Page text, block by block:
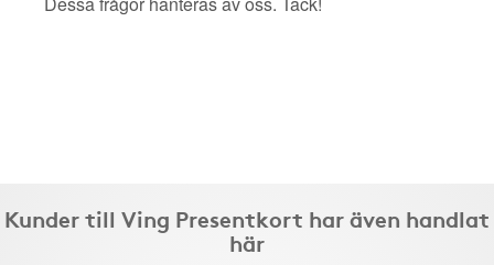
Kunder till Ving Presentkort har även handlat
här